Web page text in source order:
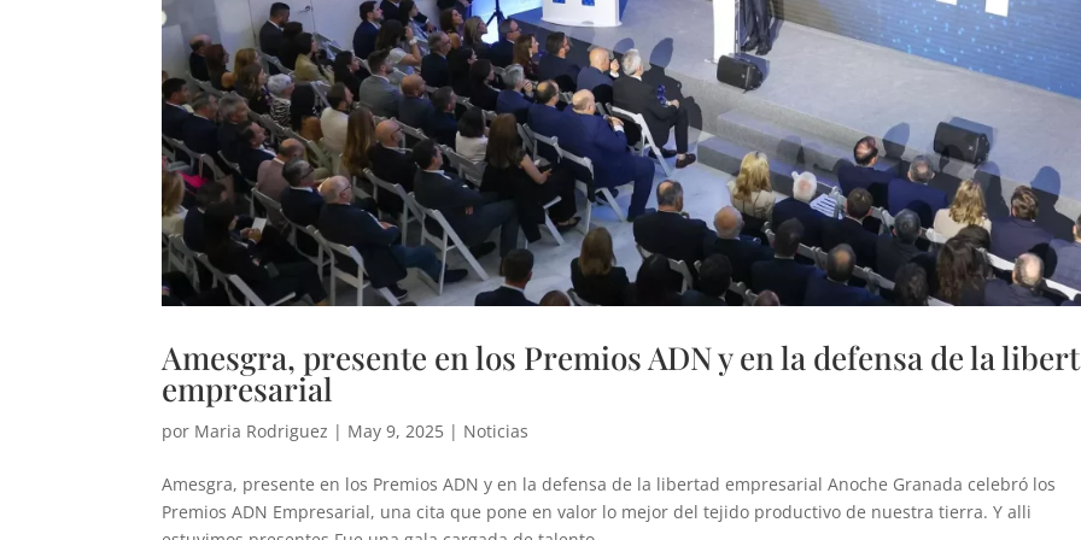
Amesgra, presente en los Premios ADN y en la defensa de la
empresarial
por Maria Rodriguez | May 9, 2025 | Noticias
Amesgra, presente en los Premios ADN y en la defensa de la libertad empresarial Anoche Granada celebró los
Premios ADN Empresarial, una cita que pone en valor lo mejor del tejido productivo de nuestra tierra. Y alli